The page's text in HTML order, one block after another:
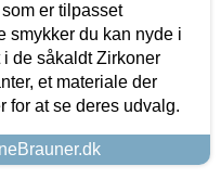
er tilpasset
smykker du kan nyde i
de såkaldt Zirkoner
et materiale der
at se deres udvalg.